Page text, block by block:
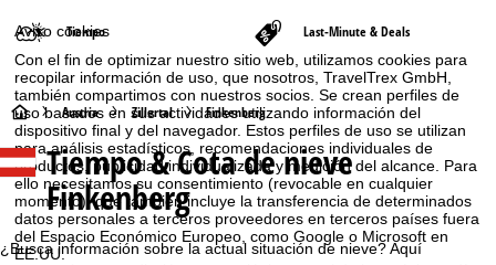
Aviso cookies
Con el fin de optimizar nuestro sitio web, utilizamos cookies para
recopilar información de uso, que nosotros, TravelTrex GmbH,
también compartimos con nuestros socios. Se crean perfiles de
uso basados en sus actividades utilizando información del
dispositivo final y del navegador. Estos perfiles de uso se utilizan
para análisis estadísticos, recomendaciones individuales de
productos, publicidad individualizada y medición del alcance. Para
ello necesitamos su consentimiento (revocable en cualquier
momento), que también incluye la transferencia de determinados
datos personales a terceros proveedores en terceros países fuera
del Espacio Económico Europeo, como Google o Microsoft en
EE.UU.
Tiempo Last-Minute & Deals
P
á
g
i
Austria Zillertal Finkenberg
Tiempo & Cota de nieve
Finkenberg
¿Busca información sobre la actual situación de nieve? Aquí